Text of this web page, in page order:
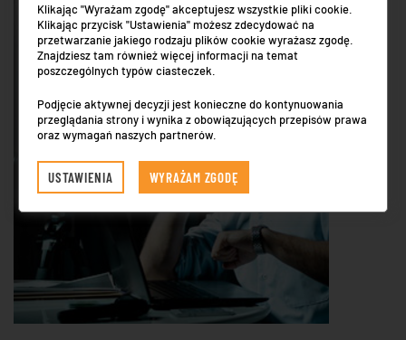
Klikając "Wyrażam zgodę" akceptujesz wszystkie pliki cookie.
Klikając przycisk "Ustawienia" możesz zdecydować na
przetwarzanie jakiego rodzaju plików cookie wyrażasz zgodę.
Znajdziesz tam również więcej informacji na temat
poszczególnych typów ciasteczek.
Podjęcie aktywnej decyzji jest konieczne do kontynuowania
przeglądania strony i wynika z obowiązujących przepisów prawa
oraz wymagań naszych partnerów.
USTAWIENIA WYRAŻAM ZGODĘ